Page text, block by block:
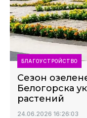
БЛАГОУСТРОЙСТВО
Сезон
Белогорска
растений
24.06.2026 16:26:03